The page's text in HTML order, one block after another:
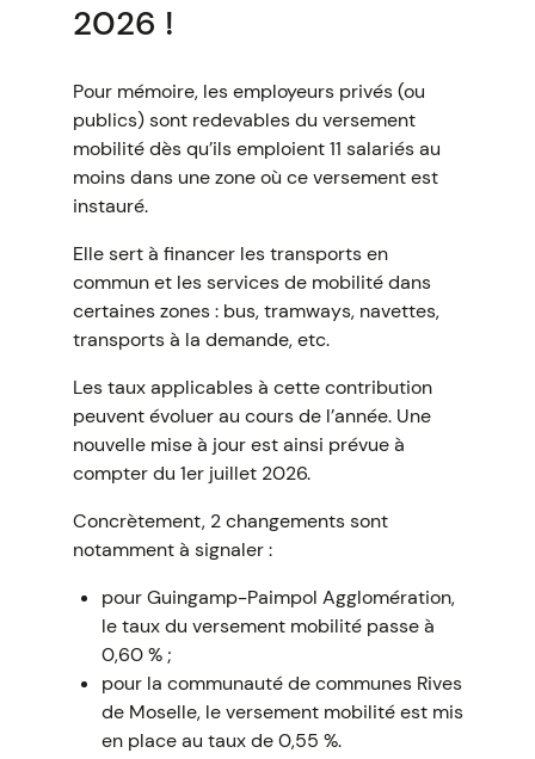
2026 !
Pour mémoire, les employeurs privés (ou
publics) sont redevables du versement
mobilité dès qu’ils emploient 11 salariés au
moins dans une zone où ce versement est
instauré.
Elle sert à financer les transports en
commun et les services de mobilité dans
certaines zones : bus, tramways, navettes,
transports à la demande, etc.
Les taux applicables à cette contribution
peuvent évoluer au cours de l’année. Une
nouvelle mise à jour est ainsi prévue à
compter du 1er juillet 2026.
Concrètement, 2 changements sont
notamment à signaler :
pour Guingamp-Paimpol Agglomération,
le taux du versement mobilité passe à
0,60 % ;
pour la communauté de communes Rives
de Moselle, le versement mobilité est mis
en place au taux de 0,55 %.